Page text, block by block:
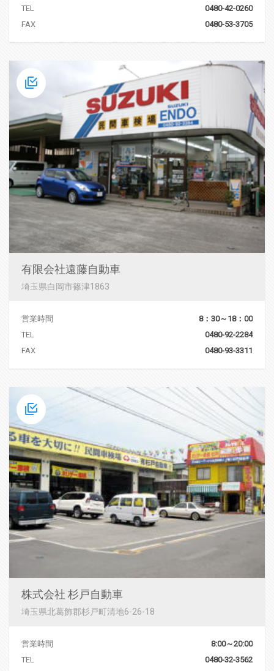
TEL
0480-42-0260
FAX
0480-53-3705
有限会社遠藤自動車
埼玉県白岡市篠津1863
営業時間
8：30～18：00
TEL
0480-92-2284
FAX
0480-93-3311
株式会社 杉戸自動車
埼玉県北葛飾郡杉戸町清地6-26-18
営業時間
8:00～20:00
TEL
0480-32-3562